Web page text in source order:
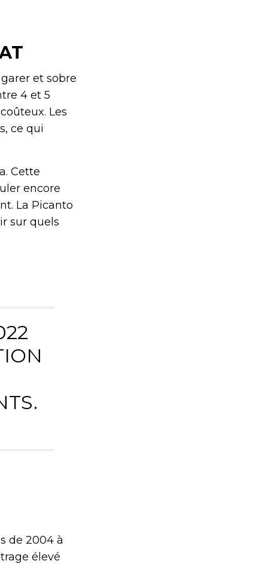
et sobre
4 et 5
Les
ce qui
Cette
encore
La Picanto
sur quels
de 2004 à
élevé